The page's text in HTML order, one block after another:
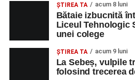
BOSFOR DONER
AJUTOR
BUCATAR
SAVINI DUE SRL
CONTROLOR
CALITATE
BELLA ARTE ADDA
MAROCHINER-
CONFECTIONER
ŞTIREA TA acum 8 luni
Bătaie izbucnită
Liceul Tehnologic
unei colege
ŞTIREA TA acum 9 luni
La Sebeș, vulpile
folosind trecerea